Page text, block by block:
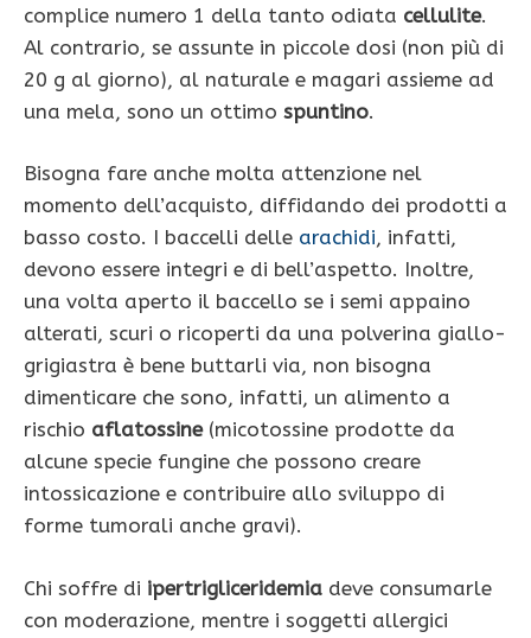
complice numero 1 della tanto odiata cellulite.
Al contrario, se assunte in piccole dosi (non più di
20 g al giorno), al naturale e magari assieme ad
una mela, sono un ottimo spuntino.
Bisogna fare anche molta attenzione nel
momento dell’acquisto, diffidando dei prodotti a
basso costo. I baccelli delle arachidi, infatti,
devono essere integri e di bell’aspetto. Inoltre,
una volta aperto il baccello se i semi appaino
alterati, scuri o ricoperti da una polverina giallo-
grigiastra è bene buttarli via, non bisogna
dimenticare che sono, infatti, un alimento a
rischio aflatossine (micotossine prodotte da
alcune specie fungine che possono creare
intossicazione e contribuire allo sviluppo di
forme tumorali anche gravi).
Chi soffre di ipertrigliceridemia deve consumarle
con moderazione, mentre i soggetti allergici